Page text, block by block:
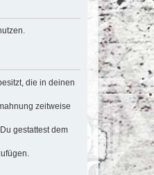
die in deinen
zeitweise
gestattest dem